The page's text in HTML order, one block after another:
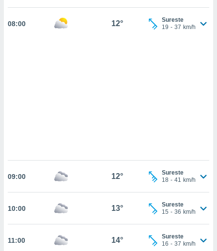
más
cookies
aceptar
08:00 12°
Sureste
19 - 37 km/h
09:00 12°
Sureste
18 - 41 km/h
10:00 13°
Sureste
15 - 36 km/h
11:00 14°
Sureste
16 - 37 km/h